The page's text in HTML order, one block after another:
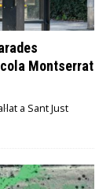
Montserrat
a Sant Just